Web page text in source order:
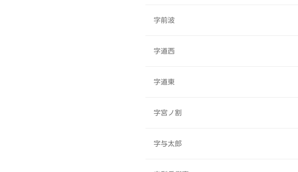
字前波
字道西
字道東
字宮ノ割
字与太郎